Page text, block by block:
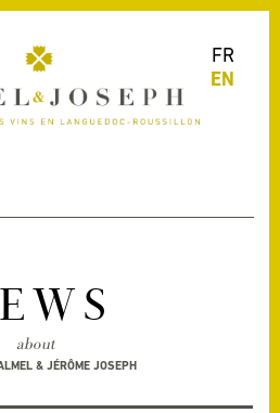
FR
EN
about
& JÉRÔME JOSEPH